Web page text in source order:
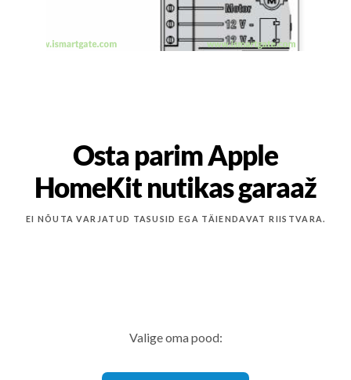
Osta parim Apple
HomeKit nutikas garaaž
EI NÕUTA VARJATUD TASUSID EGA TÄIENDAVAT RIISTVARA.
Valige oma pood: